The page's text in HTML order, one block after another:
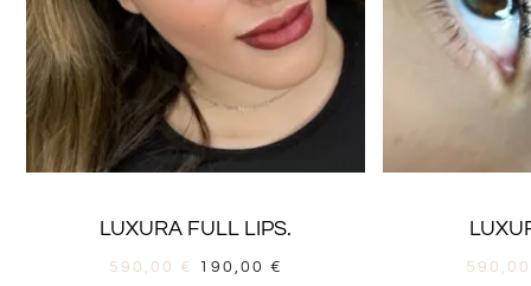
LUXURA FULL LIPS.
590,00 € 190,00 €